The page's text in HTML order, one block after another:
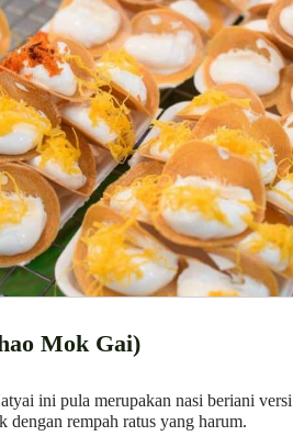
Mok Gai)
ini pula merupakan nasi beriani versi
dengan rempah ratus yang harum.